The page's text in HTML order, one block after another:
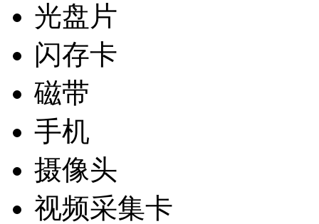
光盘片
闪存卡
磁带
手机
摄像头
视频采集卡